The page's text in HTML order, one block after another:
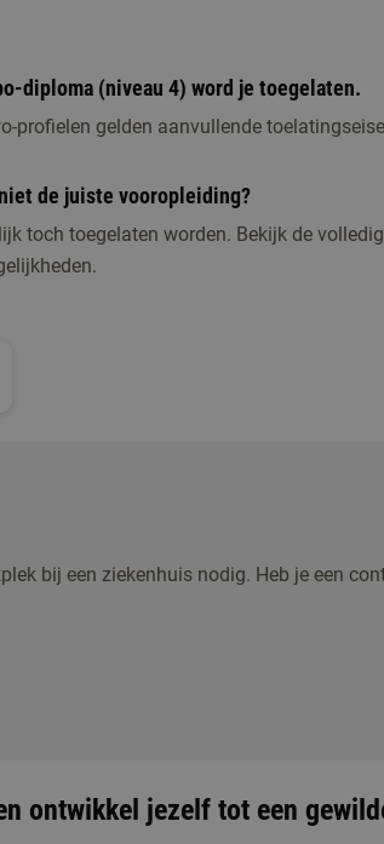
diploma (niveau 4) word je toegelaten.
profielen gelden aanvullende
de juiste vooropleiding?
toch toegelaten worden. Bekijk de
bij een ziekenhuis nodig. Heb je een
ontwikkel jezelf tot een